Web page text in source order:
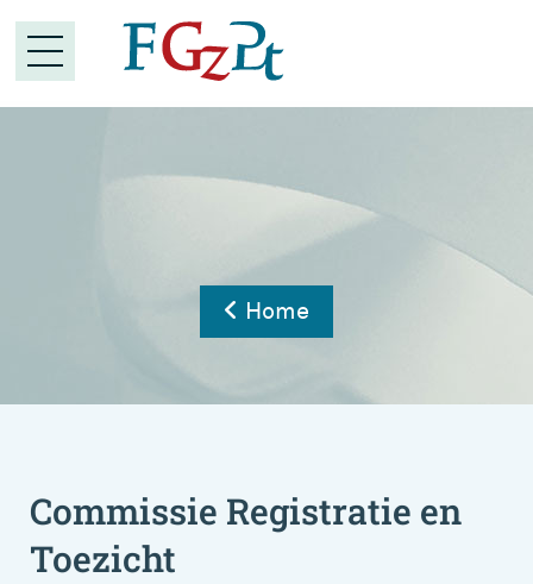
Home
Commissie Registratie en
Toezicht